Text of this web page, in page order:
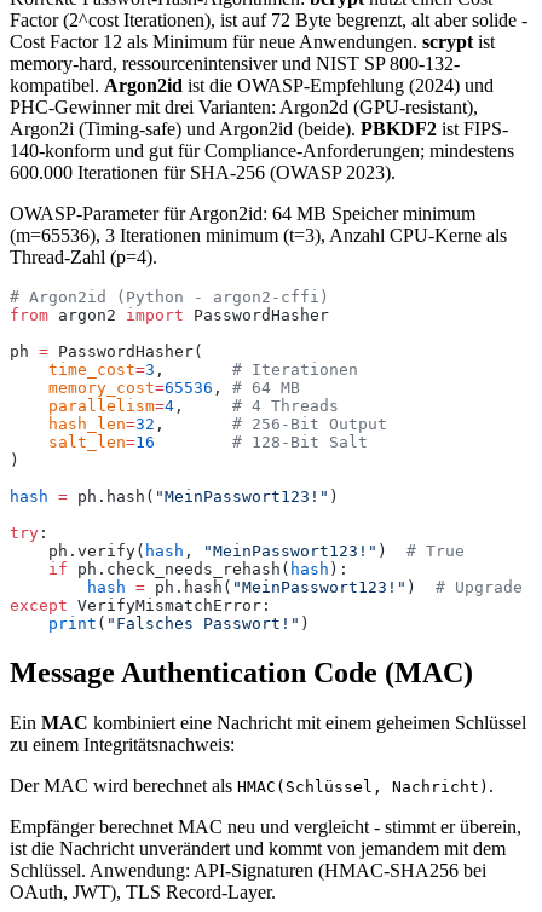
Factor (2^cost Iterationen), ist auf 72 Byte begrenzt, alt aber solide -
Cost Factor 12 als Minimum für neue Anwendungen. scrypt ist
memory-hard, ressourcenintensiver und NIST SP 800-132-
kompatibel. Argon2id ist die OWASP-Empfehlung (2024) und
PHC-Gewinner mit drei Varianten: Argon2d (GPU-resistant),
Argon2i (Timing-safe) und Argon2id (beide). PBKDF2 ist FIPS-
140-konform und gut für Compliance-Anforderungen; mindestens
600.000 Iterationen für SHA-256 (OWASP 2023).
OWASP-Parameter für Argon2id: 64 MB Speicher minimum
(m=65536), 3 Iterationen minimum (t=3), Anzahl CPU-Kerne als
Thread-Zahl (p=4).
# Argon2id (Python - argon2-cffi)
from argon2 import PasswordHasher
ph = PasswordHasher(
    time_cost
=3 , # Iterationen
    memory_cost
=65536 , # 64 MB
    parallelism
=4 , # 4 Threads
    hash_len
=32 , # 256-Bit Output
    salt_len
=16
        # 128-Bit Salt
)
hash = ph.hash( "MeinPasswort123!" )
try :
    ph.verify(
hash , "MeinPasswort123!" ) # True
    if
ph.check_needs_rehash( hash ):
        hash
= ph.hash( "MeinPasswort123!" ) # Upgrade
except VerifyMismatchError:
    print
( "Falsches Passwort!" )
Message Authentication Code (MAC)
Ein MAC kombiniert eine Nachricht mit einem geheimen Schlüssel
zu einem Integritätsnachweis:
Der MAC wird berechnet als HMAC(Schlüssel, Nachricht) .
Empfänger berechnet MAC neu und vergleicht - stimmt er überein,
ist die Nachricht unverändert und kommt von jemandem mit dem
Schlüssel. Anwendung: API-Signaturen (HMAC-SHA256 bei
OAuth, JWT), TLS Record-Layer.